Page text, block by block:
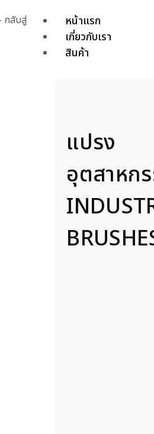
หน้าแรก
เกี่ยวกับเรา
สินค้า
แปรง
อุตสาหก